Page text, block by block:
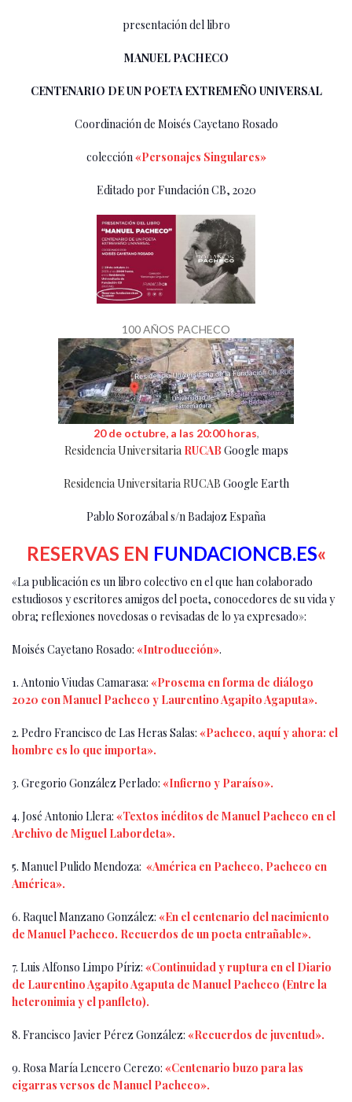
presentación del libro
MANUEL PACHECO
CENTENARIO DE UN POETA EXTREMEÑO UNIVERSAL
Coordinación de Moisés Cayetano Rosado
colección «Personajes Singulares»
Editado por Fundación CB, 2020
100 AÑOS PACHECO
20 de octubre, a las 20:00 horas,
Residencia Universitaria RUCAB Google maps
Residencia Universitaria RUCAB Google Earth
Pablo Sorozábal s/nBadajozEspaña
RESERVAS EN FUNDACIONCB.ES«
«La publicación es un libro colectivo en el que han colaborado
estudiosos y escritores amigos del poeta, conocedores de su vida y
obra; reflexiones novedosas o revisadas de lo ya expresado»:
Moisés Cayetano Rosado: «Introducción».
1. Antonio Viudas Camarasa: «Prosema en forma de diálogo
2020 con Manuel Pacheco y Laurentino Agapito Agaputa».
2. Pedro Francisco de Las Heras Salas: «Pacheco, aquí y ahora: el
hombre es lo que importa».
3. Gregorio González Perlado: «Infierno y Paraíso».
4. José Antonio Llera: «Textos inéditos de Manuel Pacheco en el
Archivo de Miguel Labordeta».
5. Manuel Pulido Mendoza: «América en Pacheco, Pacheco en
América».
6. Raquel Manzano González: «En el centenario del nacimiento
de Manuel Pacheco. Recuerdos de un poeta entrañable».
7. Luis Alfonso Limpo Píriz: «Continuidad y ruptura en el Diario
de Laurentino Agapito Agaputa de Manuel Pacheco (Entre la
heteronimia y el panfleto).
8. Francisco Javier Pérez González: «Recuerdos de juventud».
9. Rosa María Lencero Cerezo: «Centenario buzo para las
cigarras versos de Manuel Pacheco».